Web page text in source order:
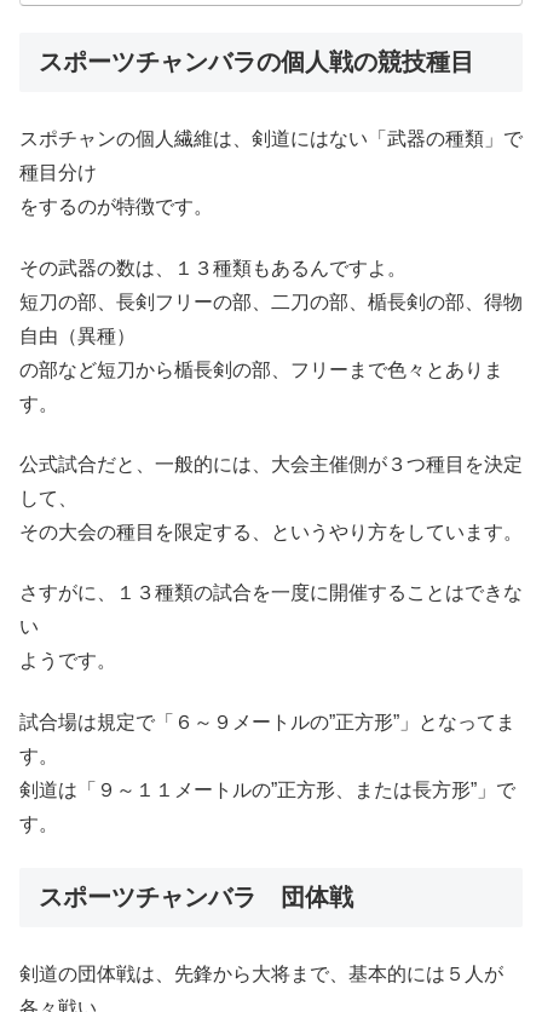
スポーツチャンバラの個人戦の競技種目
スポチャンの個人繊維は、剣道にはない「武器の種類」で
種目分け
をするのが特徴です。
その武器の数は、１３種類もあるんですよ。
短刀の部、長剣フリーの部、二刀の部、楯長剣の部、得物
自由（異種）
の部など短刀から楯長剣の部、フリーまで色々とありま
す。
公式試合だと、一般的には、大会主催側が３つ種目を決定
して、
その大会の種目を限定する、というやり方をしています。
さすがに、１３種類の試合を一度に開催することはできな
い
ようです。
試合場は規定で「６～９メートルの”正方形”」となってま
す。
剣道は「９～１１メートルの”正方形、または長方形”」で
す。
スポーツチャンバラ 団体戦
剣道の団体戦は、先鋒から大将まで、基本的には５人が